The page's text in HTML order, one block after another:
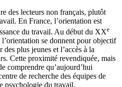
des lecteurs non français, plutôt
En France, l’orientation est
du travail. Au début du XXe
se donnent pour objectif
plus jeunes et l’accès à la
Cette proximité revendiquée, mais
comprendre qu’aujourd’hui
de recherche des équipes de
psychologie du travail,